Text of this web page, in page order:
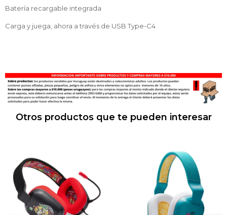
Batería recargable integrada
Carga y juega, ahora a través de USB Type-C4
Otros productos que te pueden interesar